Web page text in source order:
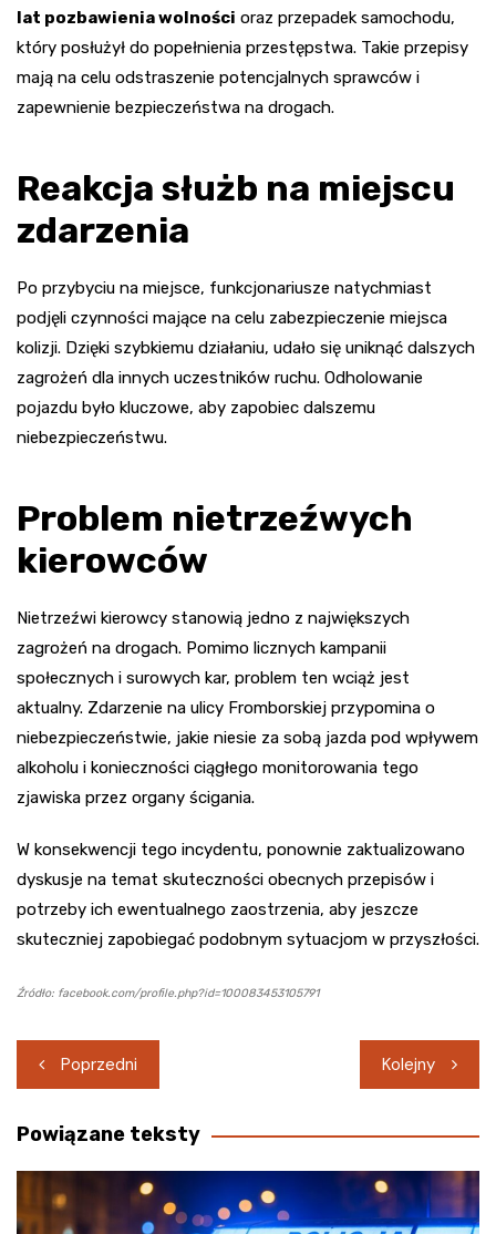
lat pozbawienia wolności oraz przepadek samochodu,
który posłużył do popełnienia przestępstwa. Takie przepisy
mają na celu odstraszenie potencjalnych sprawców i
zapewnienie bezpieczeństwa na drogach.
Reakcja służb na miejscu
zdarzenia
Po przybyciu na miejsce, funkcjonariusze natychmiast
podjęli czynności mające na celu zabezpieczenie miejsca
kolizji. Dzięki szybkiemu działaniu, udało się uniknąć dalszych
zagrożeń dla innych uczestników ruchu. Odholowanie
pojazdu było kluczowe, aby zapobiec dalszemu
niebezpieczeństwu.
Problem nietrzeźwych
kierowców
Nietrzeźwi kierowcy stanowią jedno z największych
zagrożeń na drogach. Pomimo licznych kampanii
społecznych i surowych kar, problem ten wciąż jest
aktualny. Zdarzenie na ulicy Fromborskiej przypomina o
niebezpieczeństwie, jakie niesie za sobą jazda pod wpływem
alkoholu i konieczności ciągłego monitorowania tego
zjawiska przez organy ścigania.
W konsekwencji tego incydentu, ponownie zaktualizowano
dyskusje na temat skuteczności obecnych przepisów i
potrzeby ich ewentualnego zaostrzenia, aby jeszcze
skuteczniej zapobiegać podobnym sytuacjom w przyszłości.
Źródło: facebook.com/profile.php?id=100083453105791
Nawigacja
wpisu
Poprzedni Kolejny
Powiązane teksty